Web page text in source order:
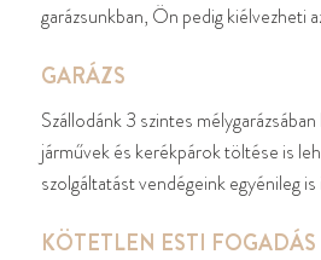
garázsunkban, Ön pedig kiélvezheti
GARÁZS
Szállodánk 3 szintes
járművek és kerékpárok töltése is
szolgáltatást vendégeink egyénileg
KÖTETLEN ESTI FOGADÁS